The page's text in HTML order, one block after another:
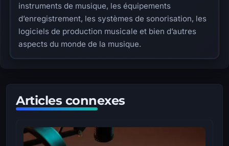
instruments de musique, les équipements
d’enregistrement, les systèmes de sonorisation, les
logiciels de production musicale et bien d’autres
aspects du monde de la musique.
Articles connexes